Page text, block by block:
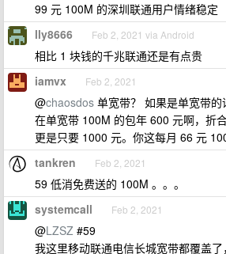
99 元 100M 的深圳联通用户情绪稳定
lly8666 Feb 2, 2021 via Android
相比 1 块钱的千兆联通还是有点贵
iamvx Feb 2, 2021
@chaosdos 单宽带？ 如果是单宽带
在单宽带 100M 的包年 600 元啊，折
更是只要 1000 元。你这每月 66 元
tankren Feb 2, 2021
59 低消免费送的 100M 。。。
systemcall Feb 2, 2021
@LZSZ #59
我这里移动联通电信长城宽带都覆盖